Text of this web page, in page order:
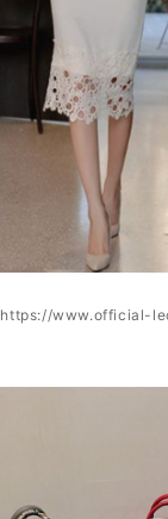
https://www.official-